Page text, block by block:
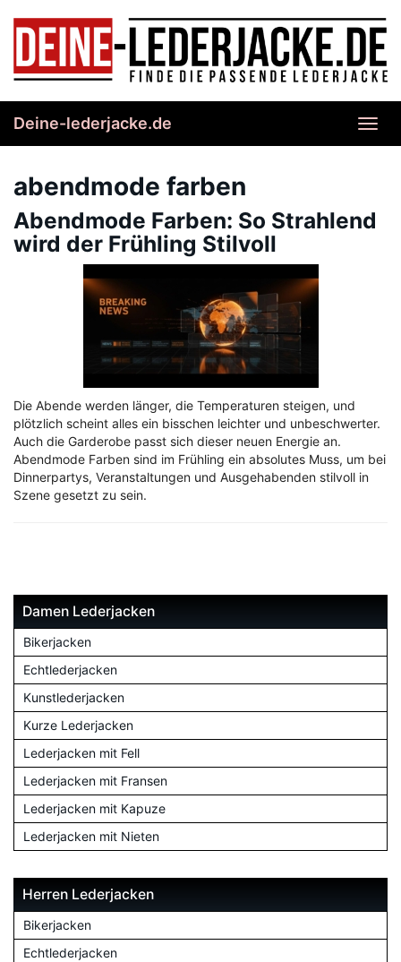
content
Deine-lederjacke.de
abendmode farben
Abendmode Farben: So Strahlend
wird der Frühling Stilvoll
Die Abende werden länger, die Temperaturen steigen, und
plötzlich scheint alles ein bisschen leichter und unbeschwerter.
Auch die Garderobe passt sich dieser neuen Energie an.
Abendmode Farben sind im Frühling ein absolutes Muss, um bei
Dinnerpartys, Veranstaltungen und Ausgehabenden stilvoll in
Szene gesetzt zu sein.
Damen Lederjacken
Bikerjacken
Echtlederjacken
Kunstlederjacken
Kurze Lederjacken
Lederjacken mit Fell
Lederjacken mit Fransen
Lederjacken mit Kapuze
Lederjacken mit Nieten
Herren Lederjacken
Bikerjacken
Echtlederjacken